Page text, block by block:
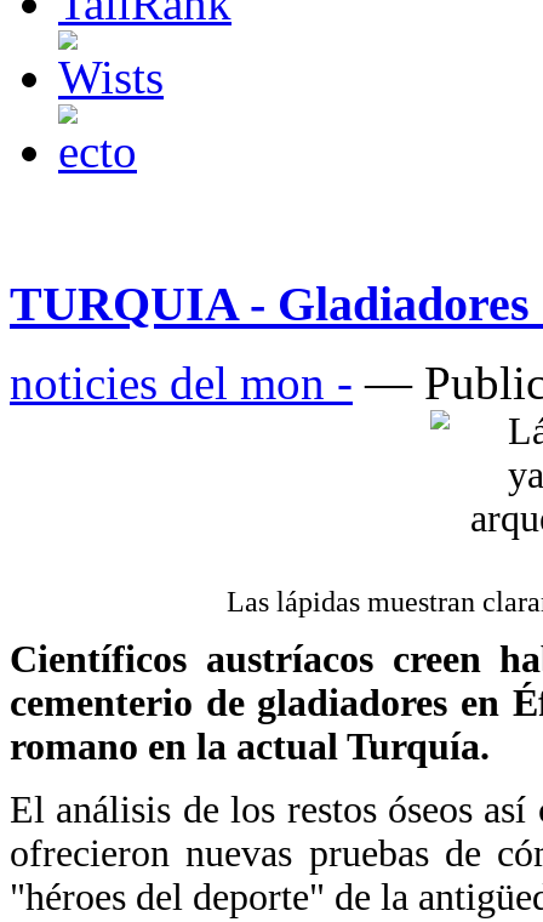
TURQUIA - Gladiadores
noticies del mon - —
Las lápidas muestran
Científicos austríacos creen
cementerio de gladiadores en
romano en la actual Turquía.
El análisis de los restos óseos
ofrecieron nuevas pruebas de
"héroes del deporte" de la